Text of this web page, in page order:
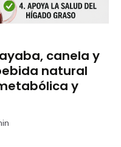
canela y
natural
y